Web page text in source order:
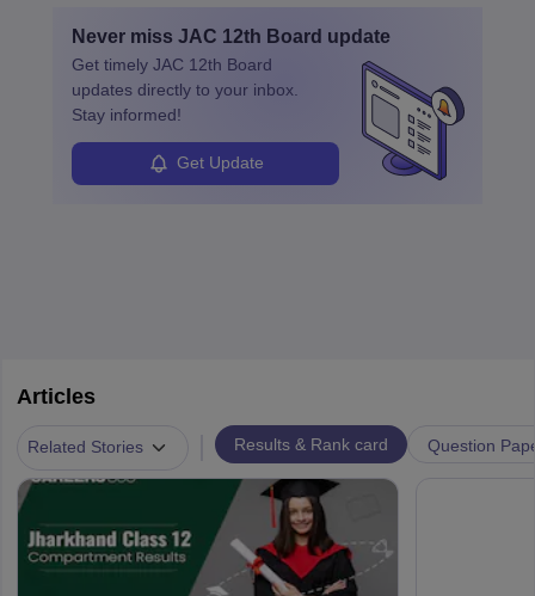
Never miss JAC 12th Board update
Get timely JAC 12th Board
updates directly to your inbox.
Stay informed!
Get Update
Articles
Related Stories Results & Rank card Question